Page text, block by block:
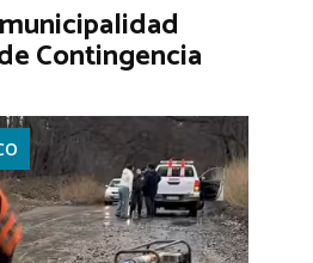
Contingencia